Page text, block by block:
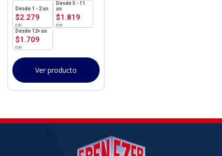
$2.279
1 - 2un
$1.819
3 - 11
un
$1.709
12+ un
Ver producto